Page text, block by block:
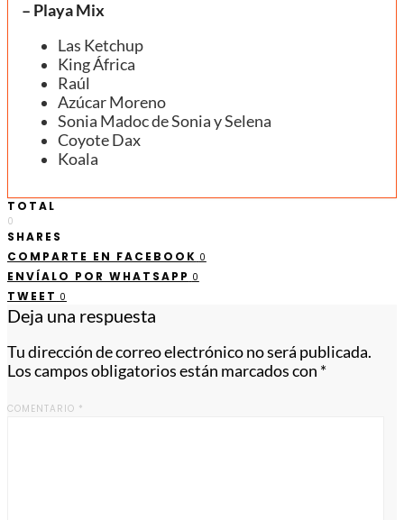
– Playa Mix
Las Ketchup
King África
Raúl
Azúcar Moreno
Sonia Madoc de Sonia y Selena
Coyote Dax
Koala
TOTAL
0
SHARES
COMPARTE EN FACEBOOK 0
ENVÍALO POR WHATSAPP 0
TWEET 0
Deja una respuesta
Tu dirección de correo electrónico no será publicada.
Los campos obligatorios están marcados con *
COMENTARIO *